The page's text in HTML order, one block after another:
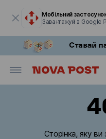
Мобільний
Завантажуй в Google
Сторінка, яку ви